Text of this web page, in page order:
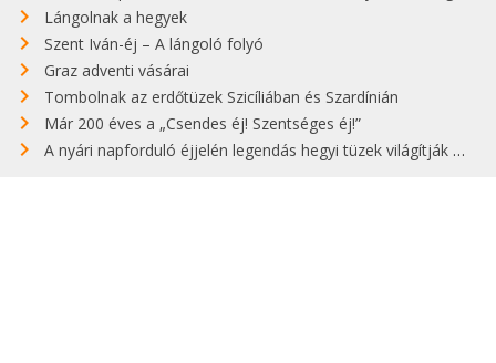
Lángolnak a hegyek
Szent Iván-éj – A lángoló folyó
Graz adventi vásárai
Tombolnak az erdőtüzek Szicíliában és Szardínián
Már 200 éves a „Csendes éj! Szentséges éj!”
A nyári napforduló éjjelén legendás hegyi tüzek világítják meg Zugspitzét